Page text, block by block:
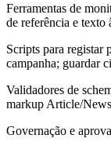
Ferramentas de
de referência e texto
Scripts para registar
campanha; guardar
Validadores de
markup Article/
Governação e